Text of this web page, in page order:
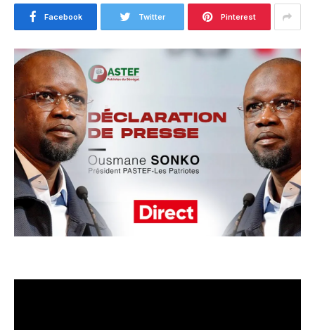
Facebook Twitter Pinterest